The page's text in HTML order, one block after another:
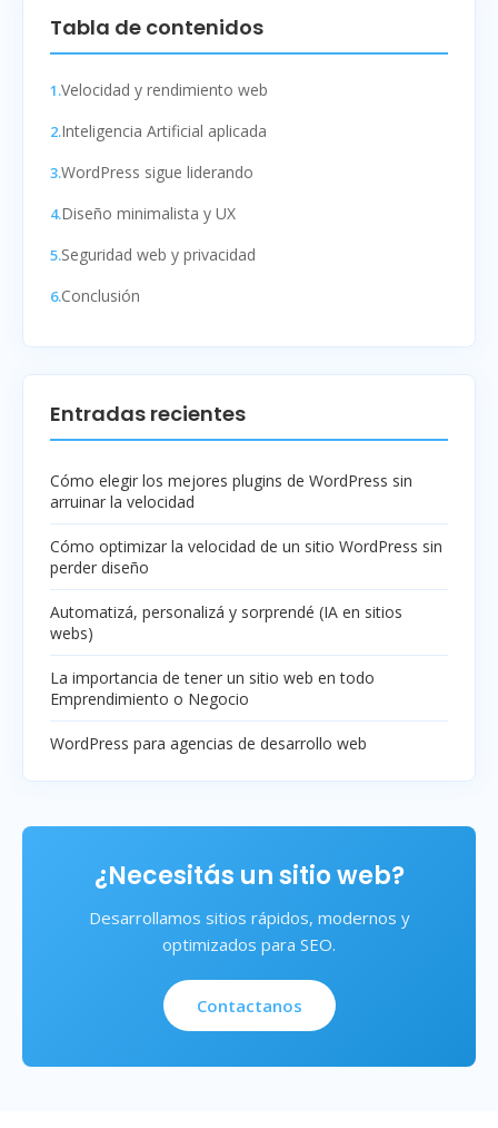
Tabla de contenidos
Velocidad y rendimiento web
Inteligencia Artificial aplicada
WordPress sigue liderando
Diseño minimalista y UX
Seguridad web y privacidad
Conclusión
Entradas recientes
Cómo elegir los mejores plugins de WordPress sin
arruinar la velocidad
Cómo optimizar la velocidad de un sitio WordPress sin
perder diseño
Automatizá, personalizá y sorprendé (IA en sitios
webs)
La importancia de tener un sitio web en todo
Emprendimiento o Negocio
WordPress para agencias de desarrollo web
¿Necesitás un sitio web?
Desarrollamos sitios rápidos, modernos y
optimizados para SEO.
Contactanos